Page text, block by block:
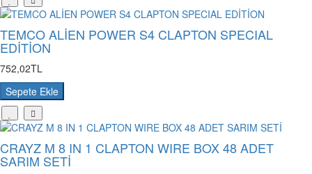
TEMCO ALİEN POWER S4 CLAPTON SPECIAL
EDİTİON
752,02TL
Sepete Ekle
CRAYZ M 8 IN 1 CLAPTON WIRE BOX 48 ADET
SARIM SETİ